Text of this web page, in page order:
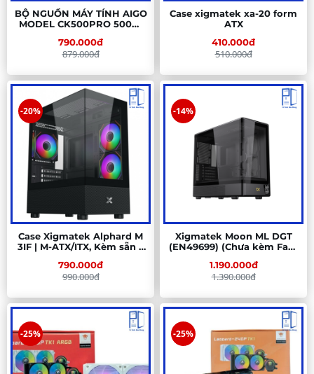
BỘ NGUỒN MÁY TÍNH AIGO
MODEL CK500PRO 500W
ĐEN DẸT)
790.000đ
879.000đ
Case xigmatek xa-20 form
ATX
410.000đ
510.000đ
Case Xigmatek Alphard M
3IF | M-ATX/ITX, Kèm sẵn 3
790.000đ
990.000đ
-20%
Xigmatek Moon ML DGT
(EN49699) (Chưa kèm Fan)
1.190.000đ
1.390.000đ
-14%
-25% -25%